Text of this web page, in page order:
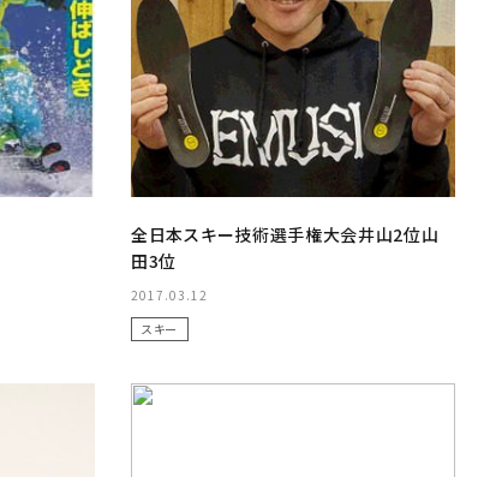
全日本スキー技術選手権大会井山2位山
田3位
2017.03.12
スキー